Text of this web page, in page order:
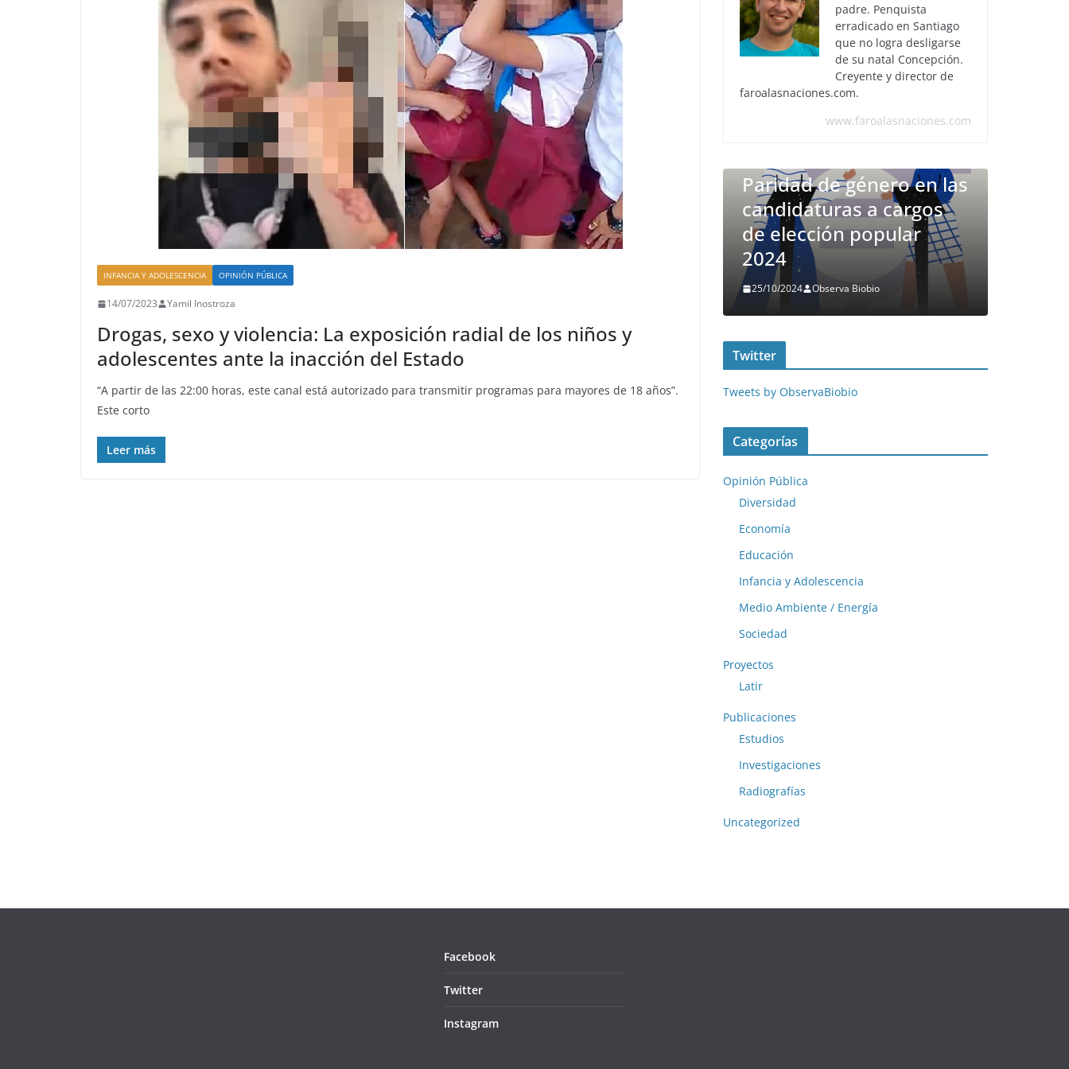
INFANCIA Y ADOLESCENCIA OPINIÓN PÚBLICA
14/07/2023 Yamil Inostroza
Drogas, sexo y violencia: La exposición radial de los niños y
adolescentes ante la inacción del Estado
“A partir de las 22:00 horas, este canal está autorizado para transmitir programas para mayores de 18 años”.
Este corto
Leer más
padre. Penquista
erradicado en Santiago
que no logra desligarse
de su natal Concepción.
Creyente y director de
faroalasnaciones.com.
www.faroalasnaciones.com
Radiografía Desarrollo
Sostenible: Agenda 2030
en la Gestión Pública
Paridad de género en las
candidaturas a cargos
de elección popular
2024
25/10/2024 Observa Biobio
Twitter
Tweets by ObservaBiobio
Categorías
Opinión Pública
Diversidad
Economía
Educación
Infancia y Adolescencia
Medio Ambiente / Energía
Sociedad
Proyectos
Latir
Publicaciones
Estudios
Investigaciones
Radiografías
Uncategorized
Facebook
Twitter
Instagram